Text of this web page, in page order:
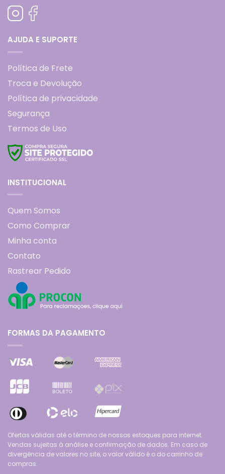
AJUDA E SUPORTE
Política de Frete
Troca e Devolução
Política de privacidade
Segurança
Termos de Uso
INSTITUCIONAL
Quem Somos
Como Comprar
Minha conta
Contato
Rastrear Pedido
FORMAS DA PAGAMENTO
Ofertas válidas até o término de nossos estoques para internet.
Vendas sujeitas à análise e confirmação de dados. Em caso de
divergência de valores no site, o valor válido é o do carrinho de
compras.